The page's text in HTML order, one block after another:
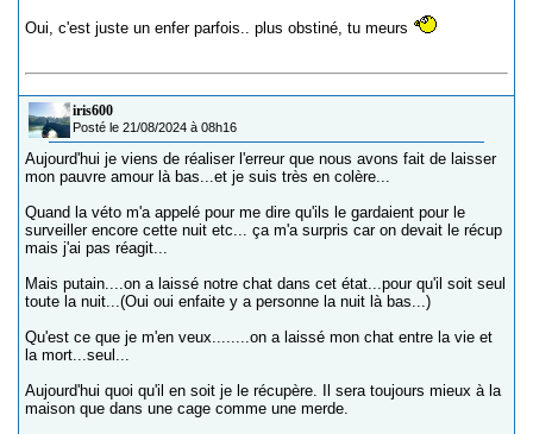
Oui, c'est juste un enfer parfois.. plus obstiné, tu meurs
iris600
Posté le 21/08/2024 à 08h16
Aujourd'hui je viens de réaliser l'erreur que nous avons fait de laisser
mon pauvre amour là bas...et je suis très en colère...
Quand la véto m'a appelé pour me dire qu'ils le gardaient pour le
surveiller encore cette nuit etc... ça m'a surpris car on devait le récup
mais j'ai pas réagit...
Mais putain....on a laissé notre chat dans cet état...pour qu'il soit seul
toute la nuit...(Oui oui enfaite y a personne la nuit là bas...)
Qu'est ce que je m'en veux........on a laissé mon chat entre la vie et
la mort...seul...
Aujourd'hui quoi qu'il en soit je le récupère. Il sera toujours mieux à la
maison que dans une cage comme une merde.